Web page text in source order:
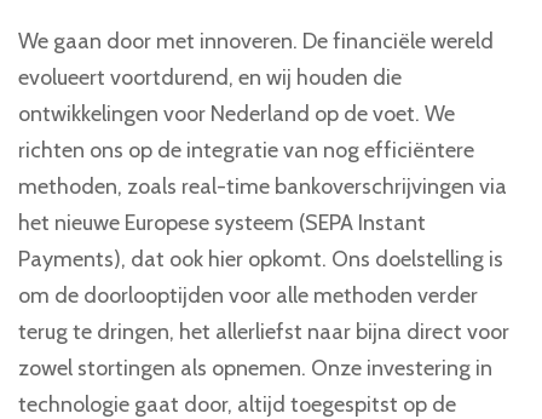
We gaan door met innoveren. De financiële wereld
evolueert voortdurend, en wij houden die
ontwikkelingen voor Nederland op de voet. We
richten ons op de integratie van nog efficiëntere
methoden, zoals real-time bankoverschrijvingen via
het nieuwe Europese systeem (SEPA Instant
Payments), dat ook hier opkomt. Ons doelstelling is
om de doorlooptijden voor alle methoden verder
terug te dringen, het allerliefst naar bijna direct voor
zowel stortingen als opnemen. Onze investering in
technologie gaat door, altijd toegespitst op de